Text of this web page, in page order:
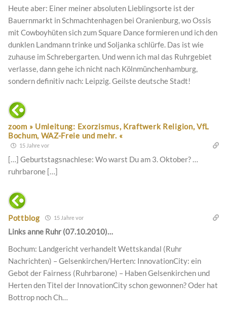
Heute aber: Einer meiner absoluten Lieblingsorte ist der
Bauernmarkt in Schmachtenhagen bei Oranienburg, wo Ossis
mit Cowboyhüten sich zum Square Dance formieren und ich den
dunklen Landmann trinke und Soljanka schlürfe. Das ist wie
zuhause im Schrebergarten. Und wenn ich mal das Ruhrgebiet
verlasse, dann gehe ich nicht nach Kölnmünchenhamburg,
sondern definitiv nach: Leipzig. Geilste deutsche Stadt!
zoom » Umleitung: Exorzismus, Kraftwerk Religion, VfL
Bochum, WAZ-Freie und mehr. «
15 Jahre vor
[…] Geburtstagsnachlese: Wo warst Du am 3. Oktober? …
ruhrbarone […]
Pottblog 15 Jahre vor
Links anne Ruhr (07.10.2010)…
Bochum: Landgericht verhandelt Wettskandal (Ruhr
Nachrichten) – Gelsenkirchen/Herten: InnovationCity: ein
Gebot der Fairness (Ruhrbarone) – Haben Gelsenkirchen und
Herten den Titel der InnovationCity schon gewonnen? Oder hat
Bottrop noch Ch…